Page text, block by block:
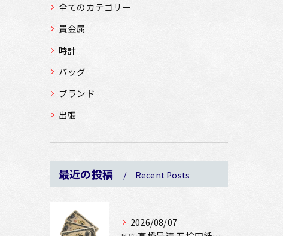
全てのカテゴリー
貴金属
時計
バッグ
ブランド
出張
最近の投稿 Recent Posts
2026/08/07